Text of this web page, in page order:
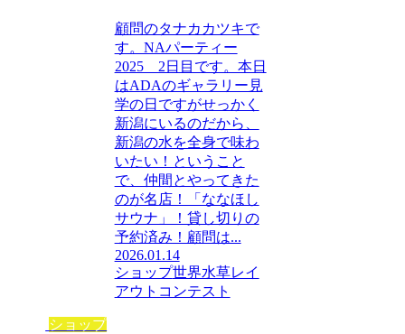
顧問のタナカカツキで
す。NAパーティー
2025 2日目です。本日
はADAのギャラリー見
学の日ですがせっかく
新潟にいるのだから、
新潟の水を全身で味わ
いたい！ということ
で、仲間とやってきた
のが名店！「ななほし
サウナ」！貸し切りの
予約済み！顧問は...
2026.01.14
ショップ世界水草レイ
アウトコンテスト
ショップ